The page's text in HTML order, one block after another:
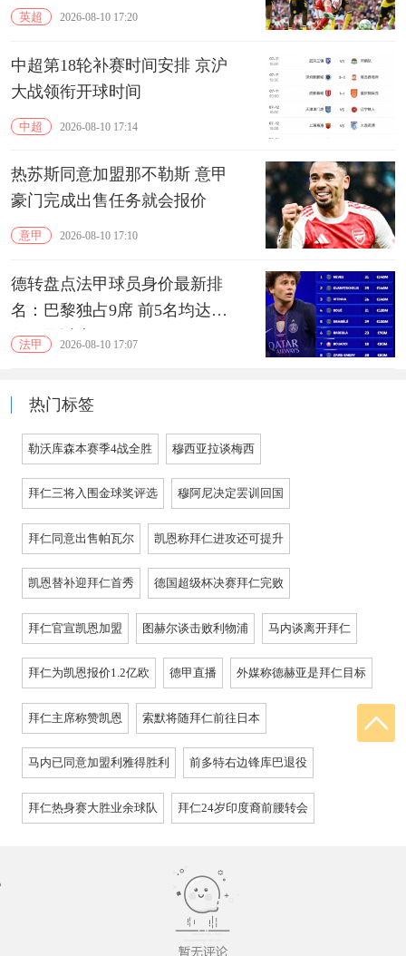
英超 2026-08-10 17:20
中超第18轮补赛时间安排 京沪
大战领衔开球时间
中超 2026-08-10 17:14
热苏斯同意加盟那不勒斯 意甲
豪门完成出售任务就会报价
意甲 2026-08-10 17:10
德转盘点法甲球员身价最新排
名：巴黎独占9席 前5名均达到1
亿欧及以上
法甲 2026-08-10 17:07
热门标签
勒沃库森本赛季4战全胜 穆西亚拉谈梅西
拜仁三将入围金球奖评选 穆阿尼决定罢训回国
拜仁同意出售帕瓦尔 凯恩称拜仁进攻还可提升
凯恩替补迎拜仁首秀 德国超级杯决赛拜仁完败
拜仁官宣凯恩加盟 图赫尔谈击败利物浦 马内谈离开拜仁
拜仁为凯恩报价1.2亿欧 德甲直播 外媒称德赫亚是拜仁目标
拜仁主席称赞凯恩 索默将随拜仁前往日本
马内已同意加盟利雅得胜利 前多特右边锋库巴退役
拜仁热身赛大胜业余球队 拜仁24岁印度裔前腰转会